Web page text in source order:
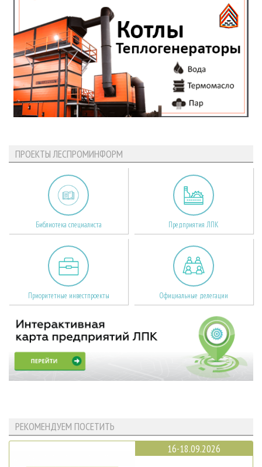
ПРОЕКТЫ ЛЕСПРОМИНФОРМ
Библиотека специалиста Предприятия ЛПК
Приоритетные инвестпроекты Официальные делегации
РЕКОМЕНДУЕМ ПОСЕТИТЬ
16-18.09.2026